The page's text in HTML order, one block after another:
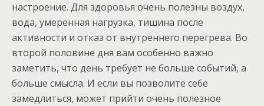
настроение. Для здоровья очень полезны воздух,
вода, умеренная нагрузка, тишина после
активности и отказ от внутреннего перегрева. Во
второй половине дня вам особенно важно
заметить, что день требует не больше событий, а
больше смысла. И если вы позволите себе
замедлиться, может прийти очень полезное